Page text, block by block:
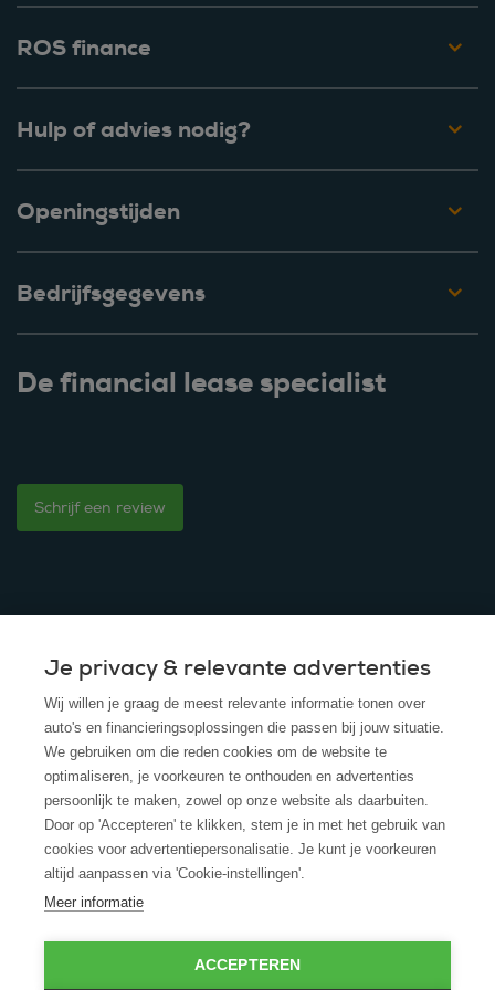
ROS finance
Hulp of advies nodig?
Openingstijden
Bedrijfsgegevens
De financial lease specialist
Schrijf een review
© 2025 - ROS Krediet Service
Algemene Voorwaarden
Disclaimer
Privacy Policy
Cookies
Cookie policy
Je privacy & relevante advertenties
Wij willen je graag de meest relevante informatie tonen over
auto's en financieringsoplossingen die passen bij jouw situatie.
We gebruiken om die reden cookies om de website te
optimaliseren, je voorkeuren te onthouden en advertenties
persoonlijk te maken, zowel op onze website als daarbuiten.
Door op 'Accepteren' te klikken, stem je in met het gebruik van
cookies voor advertentiepersonalisatie. Je kunt je voorkeuren
altijd aanpassen via 'Cookie-instellingen'.
Meer informatie
ACCEPTEREN